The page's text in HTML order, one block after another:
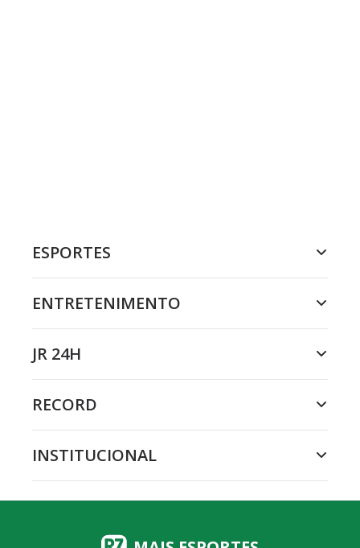
ESPORTES
ENTRETENIMENTO
JR 24H
RECORD
INSTITUCIONAL